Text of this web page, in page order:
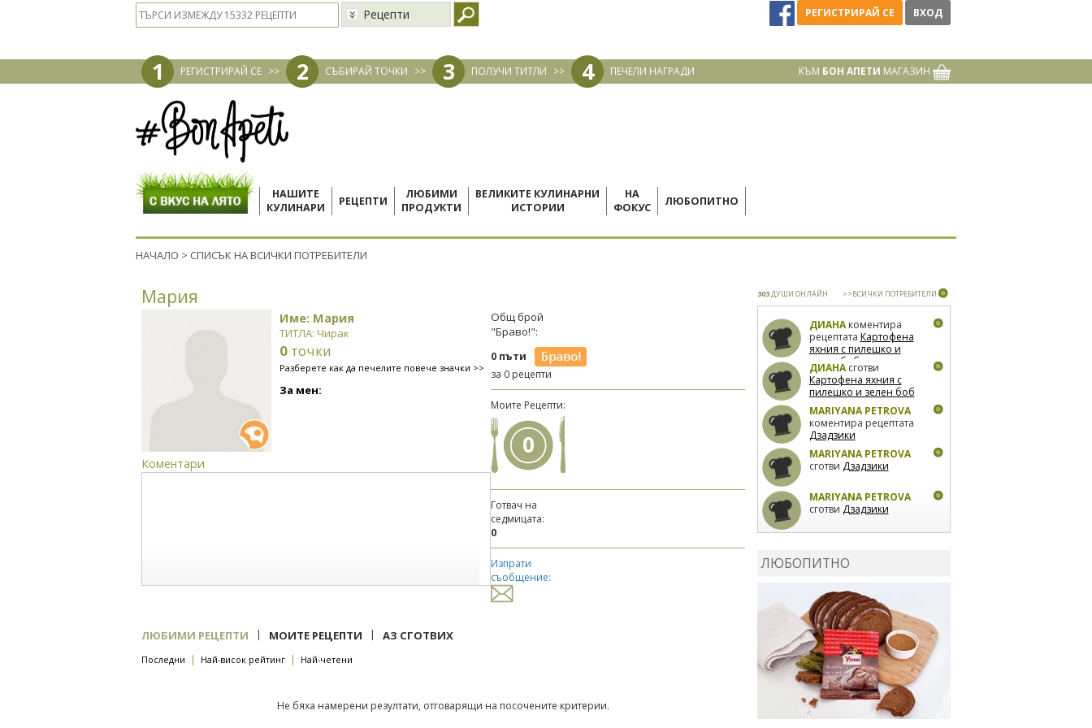
Рецепти РЕГИСТРИРАЙ СЕ ВХОД
1 РЕГИСТРИРАЙ СЕ >> 2 СЪБИРАЙ ТОЧКИ >> 3 ПОЛУЧИ ТИТЛИ >> 4 ПЕЧЕЛИ НАГРАДИ КЪМ БОН АПЕТИ МАГАЗИН
НАШИТЕ
КУЛИНАРИ
РЕЦЕПТИ
ЛЮБИМИ
ПРОДУКТИ
ВЕЛИКИТЕ КУЛИНАРНИ
ИСТОРИИ
НА
ФОКУС
ЛЮБОПИТНО
НАЧАЛО > СПИСЪК НА ВСИЧКИ ПОТРЕБИТЕЛИ
Мария
Име: Мария
ТИТЛА: Чирак
0 точки
Разберете как да печелите повече значки >>
За мен:
Коментари
Общ брой
"Браво!":
0 пъти
за 0 рецепти
Моите Рецепти:
0
Готвач на
седмицата:
0
Изпрати
съобщение:
ЛЮБИМИ РЕЦЕПТИ | МОИТЕ РЕЦЕПТИ | АЗ СГОТВИХ
Последни | Най-висок рейтинг | Най-четени
Не бяха намерени резултати, отговарящи на посочените критерии.
303ДУШИ ОНЛАЙН >>ВСИЧКИ ПОТРЕБИТЕЛИ
ДИАНАкоментира
рецептата Картофена
яхния с пилешко и
зелен боб
ДИАНАсготви
Картофена яхния с
пилешко и зелен боб
MARIYANA PETROVA
коментира рецептата
Дзадзики
MARIYANA PETROVA
сготви Дзадзики
MARIYANA PETROVA
сготви Дзадзики
фурна
рецептатаСвински
ребра с печени
картофи
ЛЮБОПИТНО